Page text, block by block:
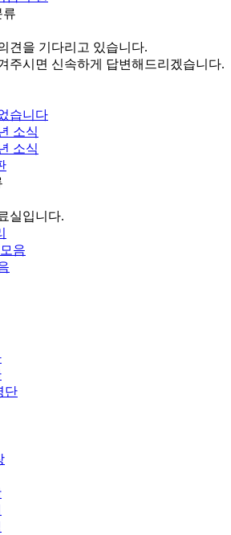
류
견을 기다리고 있습니다.
주시면 신속하게 답변해드리겠습니다.
습니다
소식
소식
실입니다.
음
단